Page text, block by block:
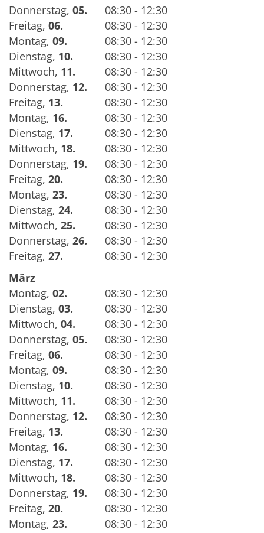
Donnerstag, 05.
08:30 - 12:30
Freitag, 06.
08:30 - 12:30
Montag, 09.
08:30 - 12:30
Dienstag, 10.
08:30 - 12:30
Mittwoch, 11.
08:30 - 12:30
Donnerstag, 12.
08:30 - 12:30
Freitag, 13.
08:30 - 12:30
Montag, 16.
08:30 - 12:30
Dienstag, 17.
08:30 - 12:30
Mittwoch, 18.
08:30 - 12:30
Donnerstag, 19.
08:30 - 12:30
Freitag, 20.
08:30 - 12:30
Montag, 23.
08:30 - 12:30
Dienstag, 24.
08:30 - 12:30
Mittwoch, 25.
08:30 - 12:30
Donnerstag, 26.
08:30 - 12:30
Freitag, 27.
08:30 - 12:30
März
Montag, 02.
08:30 - 12:30
Dienstag, 03.
08:30 - 12:30
Mittwoch, 04.
08:30 - 12:30
Donnerstag, 05.
08:30 - 12:30
Freitag, 06.
08:30 - 12:30
Montag, 09.
08:30 - 12:30
Dienstag, 10.
08:30 - 12:30
Mittwoch, 11.
08:30 - 12:30
Donnerstag, 12.
08:30 - 12:30
Freitag, 13.
08:30 - 12:30
Montag, 16.
08:30 - 12:30
Dienstag, 17.
08:30 - 12:30
Mittwoch, 18.
08:30 - 12:30
Donnerstag, 19.
08:30 - 12:30
Freitag, 20.
08:30 - 12:30
Montag, 23.
08:30 - 12:30